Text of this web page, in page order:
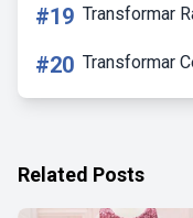
#19 Transformar
#20 Transformar
Related Posts